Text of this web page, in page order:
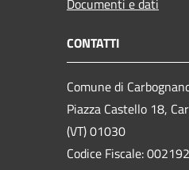
Documenti e dati
CONTATTI
Comune di
Piazza Castello 18,
(VT) 01030
Codice Fiscale: